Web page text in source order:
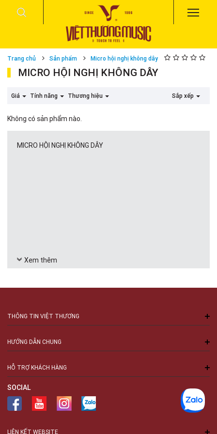
Trang chủ Sản phẩm Micro hội nghị không dây
MICRO HỘI NGHỊ KHÔNG DÂY
Giá Tính năng Thương hiệu Sắp xếp
Không có sản phẩm nào.
MICRO HỘI NGHỊ KHÔNG DÂY
Xem thêm
THÔNG TIN VIỆT THƯƠNG
HƯỚNG DẪN CHUNG
HỖ TRỢ KHÁCH HÀNG
SOCIAL
LIÊN KẾT WEBSITE